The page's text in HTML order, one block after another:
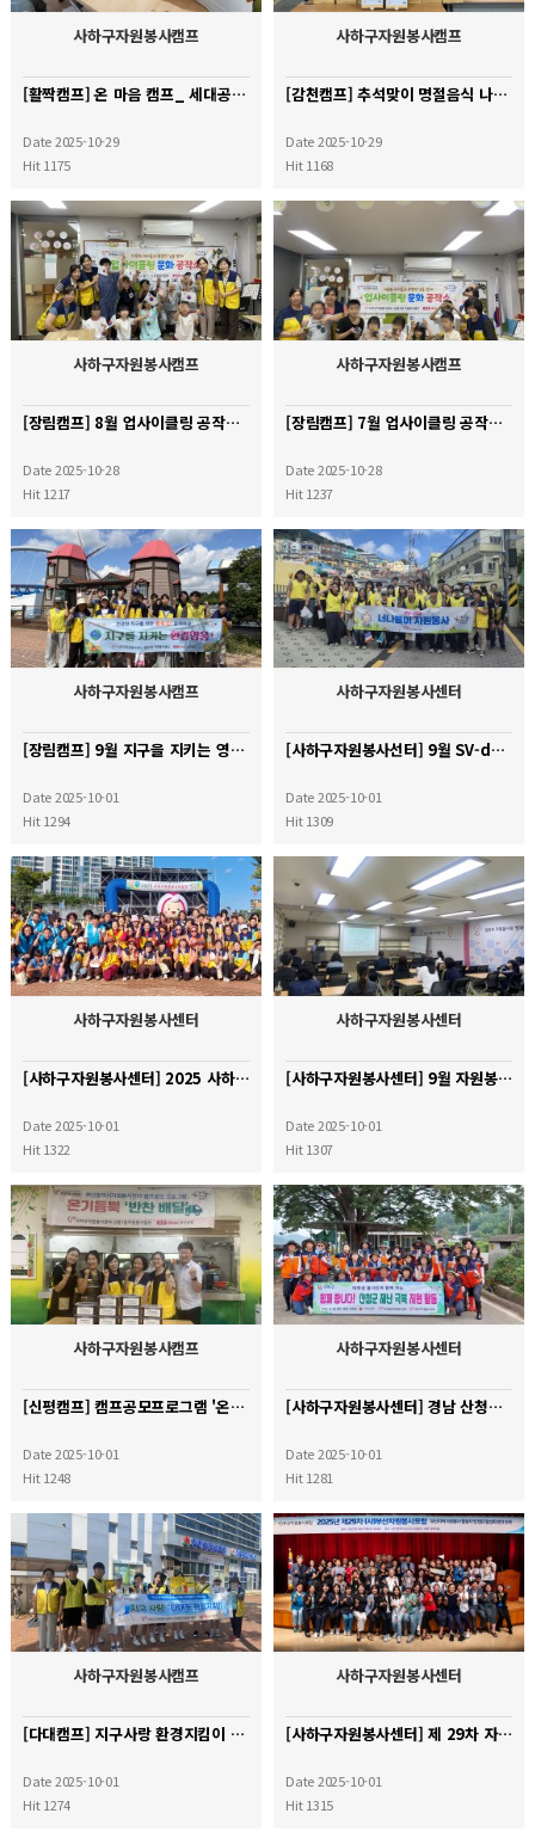
사하구자원봉사캠프
[활짝캠프] 온 마음 캠프_ 세대공감 전통공예 체험
Date 2025-10-29
Hit 1175
사하구자원봉사캠프
[감천캠프] 추석맞이 명절음식 나눔활동
Date 2025-10-29
Hit 1168
사하구자원봉사캠프
[장림캠프] 8월 업사이클링 공작소 활동
Date 2025-10-28
Hit 1217
사하구자원봉사캠프
[장림캠프] 7월 업사이클링 공작소 활동
Date 2025-10-28
Hit 1237
사하구자원봉사캠프
[장림캠프] 9월 지구을 지키는 영웅 '플로깅' 활동
Date 2025-10-01
Hit 1294
사하구자원봉사센터
[사하구자원봉사선터] 9월 SV-day(너나들이) 활동
Date 2025-10-01
Hit 1309
사하구자원봉사센터
[사하구자원봉사센터] 2025 사하구자원봉사박람회
Date 2025-10-01
Hit 1322
사하구자원봉사센터
[사하구자원봉사센터] 9월 자원봉사기초소양교육
Date 2025-10-01
Hit 1307
사하구자원봉사캠프
[신평캠프] 캠프공모프로그램 '온기듬뿍 반찬배달'
Date 2025-10-01
Hit 1248
사하구자원봉사센터
[사하구자원봉사센터] 경남 산청군 재난 복구 활동
Date 2025-10-01
Hit 1281
사하구자원봉사캠프
[다대캠프] 지구사랑 환경지킴이 캠페인 활동
Date 2025-10-01
Hit 1274
사하구자원봉사센터
[사하구자원봉사센터] 제 29차 자원봉사 포럼
Date 2025-10-01
Hit 1315